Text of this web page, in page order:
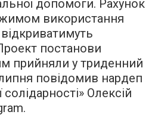
допомоги. Рахунок
використання
відкриватимуть
постанови
прийняли у триденний
повідомив нардеп
Олексій